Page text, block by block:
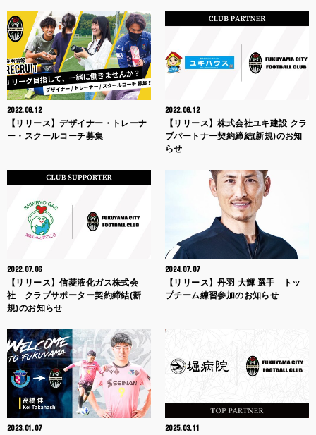
2022.06.12
【リリース】デザイナー・トレーナ
ー・スクールコーチ募集
2022.06.12
【リリース】株式会社ユキ建設 クラ
ブパートナー契約締結(新規)のお知
らせ
2022.07.06
【リリース】信菱液化ガス株式会
社 クラブサポーター契約締結(新
規)のお知らせ
2024.07.07
【リリース】丹羽 大輝 選手 トッ
プチーム練習参加のお知らせ
2023.01.07 2025.03.11